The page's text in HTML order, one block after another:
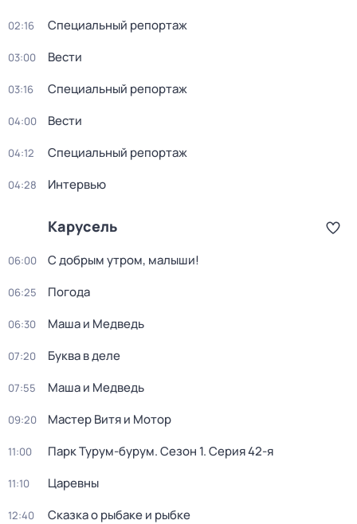
02:16 Специальный репортаж
03:00 Вести
03:16 Специальный репортаж
04:00 Вести
04:12 Специальный репортаж
04:28 Интервью
Карусель
06:00 С добрым утром, малыши!
06:25 Погода
06:30 Маша и Медведь
07:20 Буква в деле
07:55 Маша и Медведь
09:20 Мастер Витя и Мотор
11:00 Парк Турум-бурум. Сезон 1. Серия 42-я
11:10 Царевны
12:40 Сказка о рыбаке и рыбке